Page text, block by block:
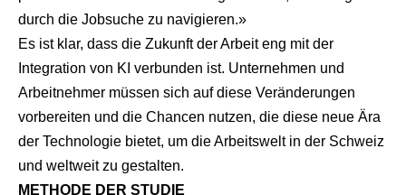
durch die Jobsuche zu navigieren.»
Es ist klar, dass die Zukunft der Arbeit eng mit der
Integration von KI verbunden ist. Unternehmen und
Arbeitnehmer müssen sich auf diese Veränderungen
vorbereiten und die Chancen nutzen, die diese neue Ära
der Technologie bietet, um die Arbeitswelt in der Schweiz
und weltweit zu gestalten.
METHODE DER STUDIE